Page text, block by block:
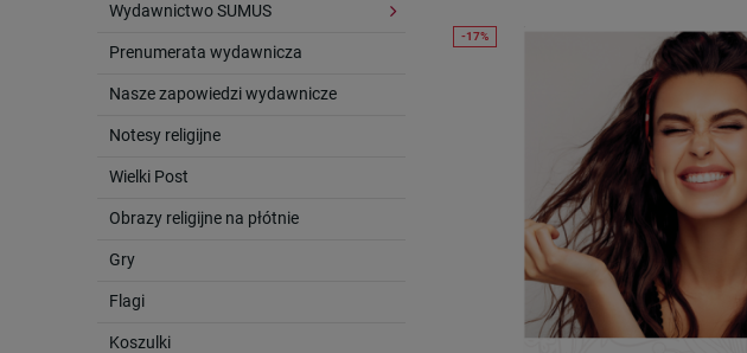
Wydawnictwo SUMUS
Prenumerata wydawnicza
Nasze zapowiedzi wydawnicze
Notesy religijne
Wielki Post
Obrazy religijne na płótnie
Gry
Flagi
Koszulki